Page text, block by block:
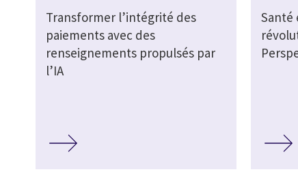
Transformer l’intégrité des
paiements avec des
renseignements propulsés par
l’IA
Santé